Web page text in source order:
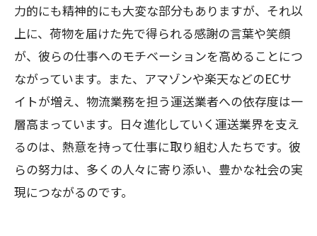
力的にも精神的にも大変な部分もありますが、それ以
上に、荷物を届けた先で得られる感謝の言葉や笑顔
が、彼らの仕事へのモチベーションを高めることにつ
ながっています。また、アマゾンや楽天などのECサ
イトが増え、物流業務を担う運送業者への依存度は一
層高まっています。日々進化していく運送業界を支え
るのは、熱意を持って仕事に取り組む人たちです。彼
らの努力は、多くの人々に寄り添い、豊かな社会の実
現につながるのです。